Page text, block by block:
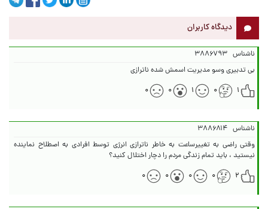
دیدگاه کاربران
ناشناس ۳۸۸۶۷۹۳
بی تدبیری وسو مدیریت اسمش شده ناترازی
۱
۰ ۱ ۰ ۰
ناشناس ۳۸۸۶۸۱۴
وقتی راضی به تغییرساعت به خاطر ناترازی انرژی توسط افرادی به اصطلاح نماینده
نیستید ، باید تمام زندگی مردم را دچار اختلال کنید؟
۲
۰ ۰ ۰ ۰